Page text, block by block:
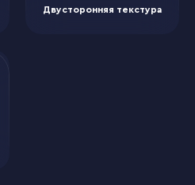
Двусторонняя текстура